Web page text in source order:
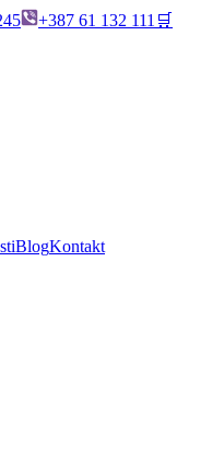
+387 61 132 111 🛒
BlogKontakt